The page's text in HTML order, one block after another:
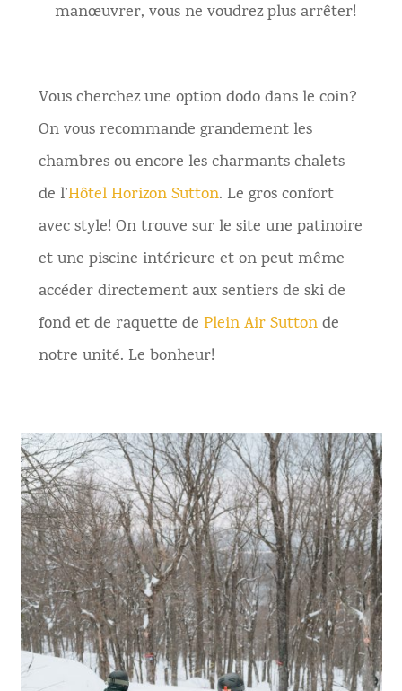
manœuvrer, vous ne voudrez plus arrêter!
Vous cherchez une option dodo dans le coin?
On vous recommande grandement les
chambres ou encore les charmants chalets
de l’Hôtel Horizon Sutton. Le gros confort
avec style! On trouve sur le site une patinoire
et une piscine intérieure et on peut même
accéder directement aux sentiers de ski de
fond et de raquette de Plein Air Suttonde
notre unité. Le bonheur!